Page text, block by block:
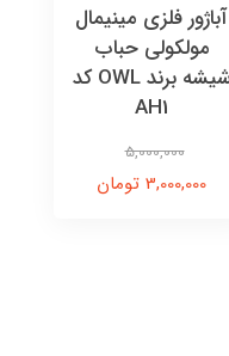
آباژور فلزی مینیمال
مولکولی حباب
شیشه برند OWL کد
AH1
5,000,000
3,000,000 تومان